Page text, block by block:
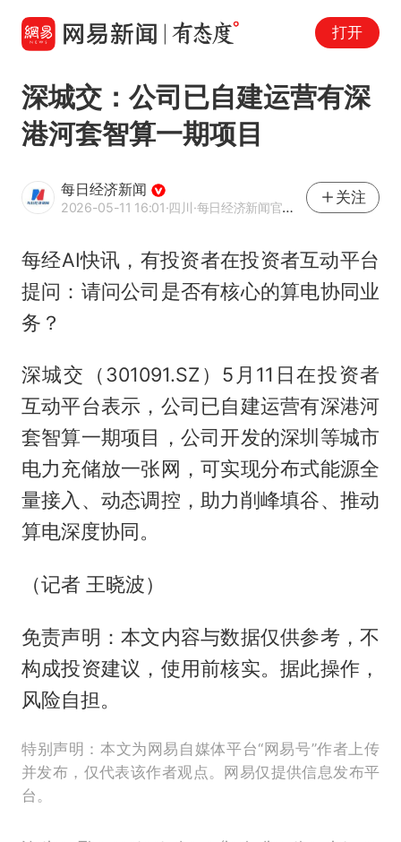
打开
深城交：公司已自建运营有深
港河套智算一期项目
每日经济新闻
2026-05-11 16:01·四川·每日经济新闻官方网易号
关注
每经AI快讯，有投资者在投资者互动平台
提问：请问公司是否有核心的算电协同业
务？
深城交（301091.SZ）5月11日在投资者
互动平台表示，公司已自建运营有深港河
套智算一期项目，公司开发的深圳等城市
电力充储放一张网，可实现分布式能源全
量接入、动态调控，助力削峰填谷、推动
算电深度协同。
（记者 王晓波）
免责声明：本文内容与数据仅供参考，不
构成投资建议，使用前核实。据此操作，
风险自担。
特别声明：本文为网易自媒体平台“网易号”作者上传
并发布，仅代表该作者观点。网易仅提供信息发布平
台。